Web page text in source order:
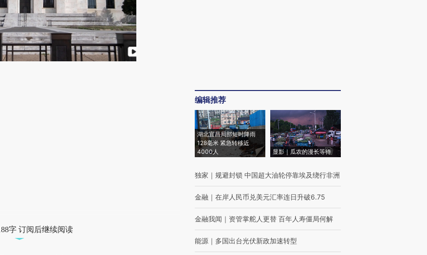
字 订阅后继续阅读
编辑推荐
湖北宜昌局部短时降雨
128毫米 紧急转移近
4000人
显影｜瓜农的漫长等待
独家 ｜ 规避封锁 中国超大油轮停靠埃及绕行非洲
金融 ｜ 在岸人民币兑美元汇率连日升破6.75
金融我闻 ｜ 资管掌舵人更替 百年人寿僵局何解
能源 ｜ 多国出台光伏新政加速转型